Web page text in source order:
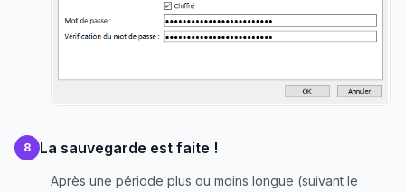
8 La sauvegarde est faite !
Après une période plus ou moins longue (suivant le